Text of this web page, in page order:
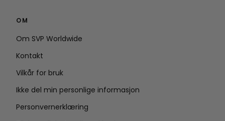
OM
Om SVP Worldwide
Kontakt
Vilkår for bruk
Ikke del min personlige informasjon
Personvernerklæring